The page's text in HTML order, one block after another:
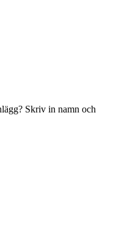
Skriv in namn och